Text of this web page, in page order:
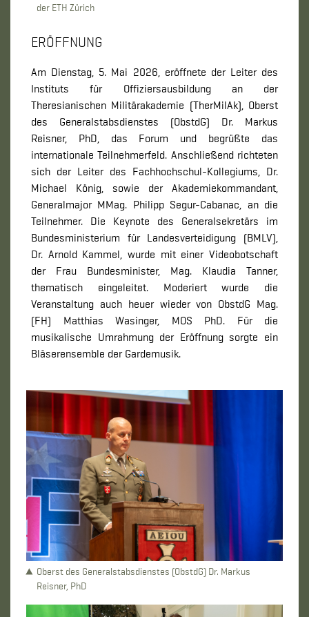
der ETH Zürich
ERÖFFNUNG
Am Dienstag, 5. Mai 2026, eröffnete der Leiter des
Instituts für Offiziersausbildung an der
Theresianischen Militärakademie (TherMilAk), Oberst
des Generalstabsdienstes (ObstdG) Dr. Markus
Reisner, PhD, das Forum und begrüßte das
internationale Teilnehmerfeld. Anschließend richteten
sich der Leiter des Fachhochschul-Kollegiums, Dr.
Michael König, sowie der Akademiekommandant,
Generalmajor MMag. Philipp Segur-Cabanac, an die
Teilnehmer. Die Keynote des Generalsekretärs im
Bundesministerium für Landesverteidigung (BMLV),
Dr. Arnold Kammel, wurde mit einer Videobotschaft
der Frau Bundesminister, Mag. Klaudia Tanner,
thematisch eingeleitet. Moderiert wurde die
Veranstaltung auch heuer wieder von ObstdG Mag.
(FH) Matthias Wasinger, MOS PhD. Für die
musikalische Umrahmung der Eröffnung sorgte ein
Bläserensemble der Gardemusik.
Oberst des Generalstabsdienstes (ObstdG) Dr. Markus
Reisner, PhD